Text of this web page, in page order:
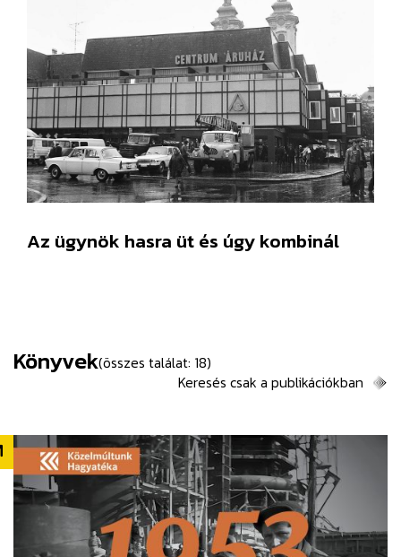
Az ügynök hasra üt és úgy kombinál
Könyvek(összes találat: 18)
Keresés csak a publikációkban